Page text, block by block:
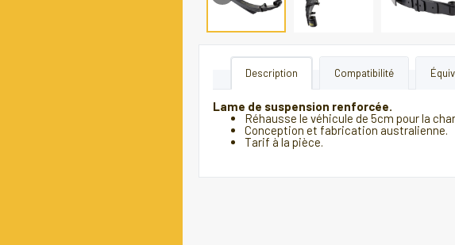
Description Compatibilité
Lame de suspension renforcée.
Réhausse le véhicule de 5cm pour la
Conception et fabrication australienne.
Tarif à la pièce.